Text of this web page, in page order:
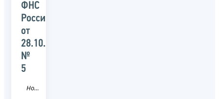
ФНС
России
от
28.10.2025
№
5
Новость